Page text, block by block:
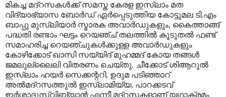
മികച്ച മദ്‌റസകള്‍ക്ക് സമസ്ത കേരള ഇസ്‌ലാം മത
വിദ്യാഭ്യാസ ബോര്‍ഡ് ഏര്‍പ്പെടുത്തിയ കോട്ടുമല ടി.എം
ബാപ്പു മുസ്‌ലിയാര്‍ സ്മാരക അവാര്‍ഡുകളും, കൈത്താങ്ങ്
പദ്ധതി രണ്ടാം ഘട്ടം റെയഞ്ച് തലത്തില്‍ കൂടുതല്‍ ഫണ്ട്
സമാഹരിച്ച റെയഞ്ചുകള്‍ക്കുള്ള അവാര്‍ഡുകളും
കോഴിക്കോട് ഖാസി സയ്യിദ് മുഹമ്മദ് കോയ തങ്ങള്‍
ജമലുല്ലൈലി വിതരണം ചെയ്തു. ചീക്കോട് ശിആറുല്‍
ഇസ്‌ലാം ഹയര്‍ സെക്കന്ററി, ഉദുമ പടിഞ്ഞാറ്
അല്‍മദ്‌റസത്തുല്‍ ഇസ്‌ലാമിയ്യ, പാറക്കടവ്
ഇര്‍ശാദുസ്വിബ്‌യാന്‍ എന്നീ മദ്‌റസകളാണ് യഥാക്രമം